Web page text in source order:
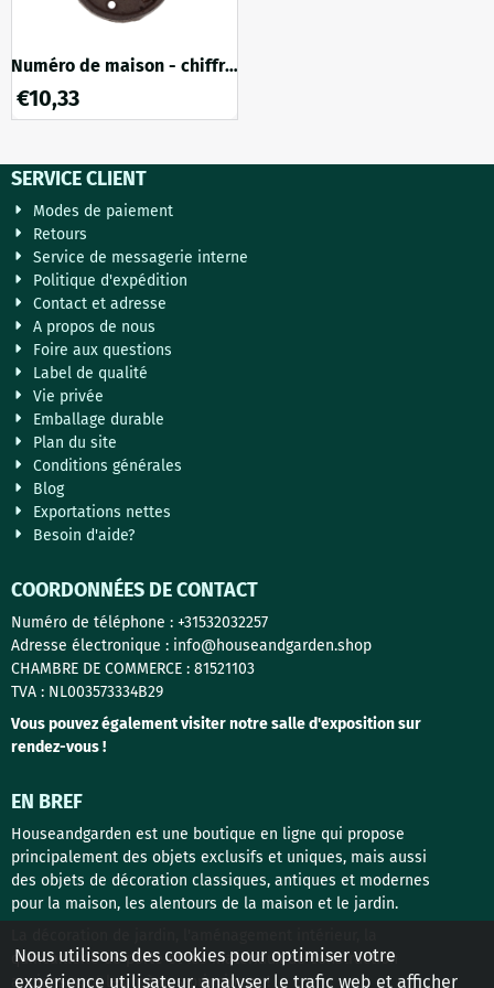
Numéro de maison - chiffre
3 - fonte marron
€10,33
SERVICE CLIENT
Modes de paiement
Retours
Service de messagerie interne
Politique d'expédition
Contact et adresse
A propos de nous
Foire aux questions
Label de qualité
Vie privée
Emballage durable
Plan du site
Conditions générales
Blog
Exportations nettes
Besoin d'aide?
COORDONNÉES DE CONTACT
Numéro de téléphone : +31532032257
Adresse électronique : info@houseandgarden.shop
CHAMBRE DE COMMERCE : 81521103
TVA : NL003573334B29
Vous pouvez également visiter notre salle d'exposition sur
rendez-vous !
EN BREF
Houseandgarden est une boutique en ligne qui propose
principalement des objets exclusifs et uniques, mais aussi
des objets de décoration classiques, antiques et modernes
pour la maison, les alentours de la maison et le jardin.
quincaillerie de porte et les matériaux de construction
anciens sont les thèmes principaux !
Nous utilisons des cookies pour optimiser votre
expérience utilisateur, analyser le trafic web et afficher